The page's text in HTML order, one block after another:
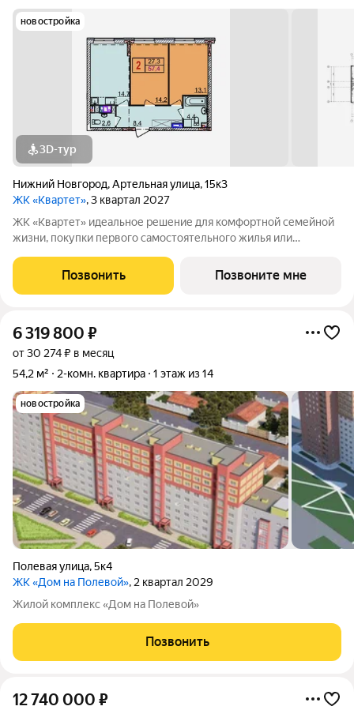
новостройка
3D-тур
Нижний Новгород,Артельная улица,15к3
ЖК «Квартет», 3 квартал 2027
ЖК «Квартет» идеальное решение для комфортной семейной
жизни, покупки первого самостоятельного жилья или
комфорт-класса с эргономичными планировками, большим
выбором квартир и закрытым
Позвонить Позвоните мне
6 319 800 ₽
от 30 274 ₽ в месяц
54,2 м²
2-комн. квартира 1 этаж из 14
новостройка
Полевая улица,5к4
ЖК «Дом на Полевой», 2 квартал 2029
Жилой комплекс «Дом на Полевой»
Позвонить
12 740 000 ₽